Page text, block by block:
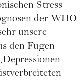
Stress
der WHO
unsere
den Fugen